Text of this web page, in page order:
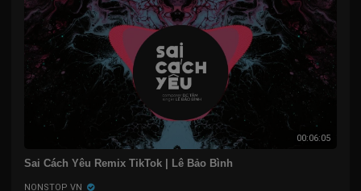
00:06:05
Sai Cách Yêu Remix TikTok | Lê Bảo Bình
NONSTOP VN